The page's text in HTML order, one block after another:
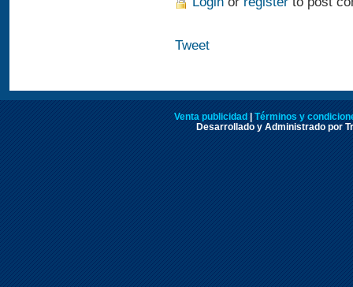
Tweet
Venta publicidad | Términos y
Desarrollado y Administrado por